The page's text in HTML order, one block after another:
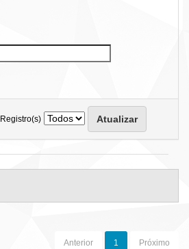
Registro(s)
Anterior 1 Próximo